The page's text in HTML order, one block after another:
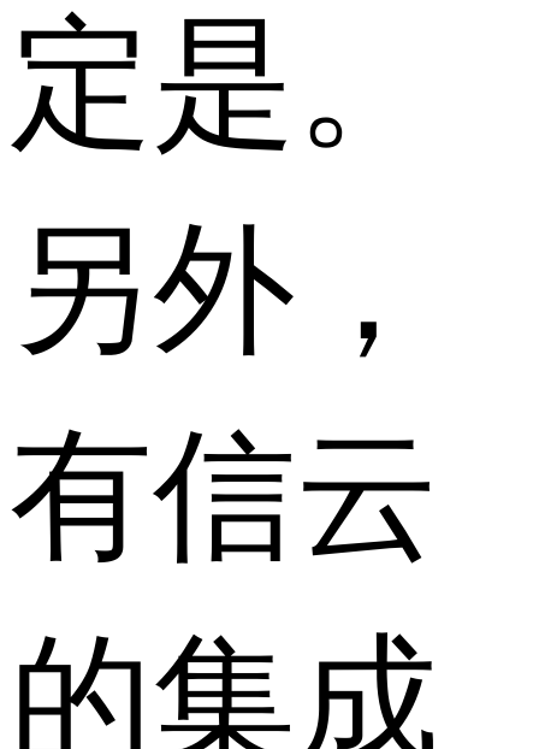
定是。
另外，
有信云
的集成